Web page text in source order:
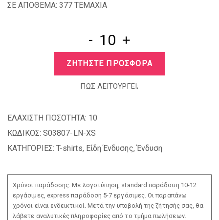
ΣΕ ΑΠΟΘΕΜΑ: 377 TEMAXIA
- +
ΖΗΤΗΣΤΕ ΠΡΟΣΦΟΡΑ
ΠΩΣ ΛΕΙΤΟΥΡΓΕΙ;
ΕΛΑΧΙΣΤΗ ΠΟΣΟΤΗΤΑ: 10
ΚΩΔΙΚΟΣ: S03807-LN-XS
ΚΑΤΗΓΟΡΙΕΣ: T-shirts, Είδη Ένδυσης,Ένδυση
Χρόνοι παράδοσης: Με λογοτύπηση, standard παράδοση 10-12
εργάσιμες, express παράδοση 5-7 εργάσιμες. Οι παραπάνω
χρόνοι είναι ενδεικτικοί. Μετά την υποβολή της ζήτησής σας, θα
λάβετε αναλυτικές πληροφορίες από το τμήμα πωλήσεων.